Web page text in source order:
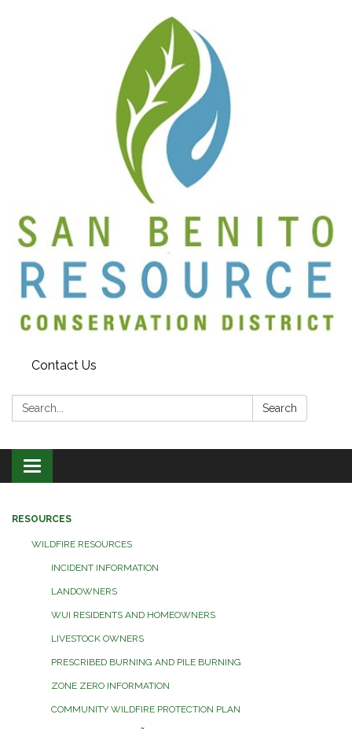
Contact Us
Search: Search
Toggle
navigation
RESOURCES
WILDFIRE RESOURCES
INCIDENT INFORMATION
LANDOWNERS
WUI RESIDENTS AND HOMEOWNERS
LIVESTOCK OWNERS
PRESCRIBED BURNING AND PILE BURNING
ZONE ZERO INFORMATION
COMMUNITY WILDFIRE PROTECTION PLAN